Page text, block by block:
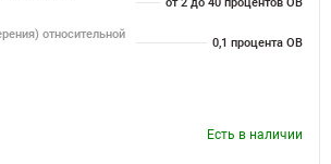
относительной
0,1 процента ОВ
Есть в наличии